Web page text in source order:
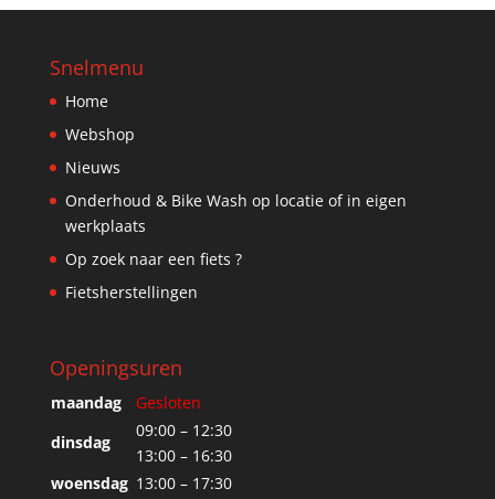
Snelmenu
Home
Webshop
Nieuws
Onderhoud & Bike Wash op locatie of in eigen
werkplaats
Op zoek naar een fiets ?
Fietsherstellingen
Openingsuren
maandag
Gesloten
dinsdag
09:00 – 12:30
13:00 – 16:30
woensdag 13:00 – 17:30